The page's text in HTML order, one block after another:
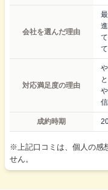
会社を選んだ理由
対応満足度の理由
成約時期
※上記口コミは、個人の感
せん。